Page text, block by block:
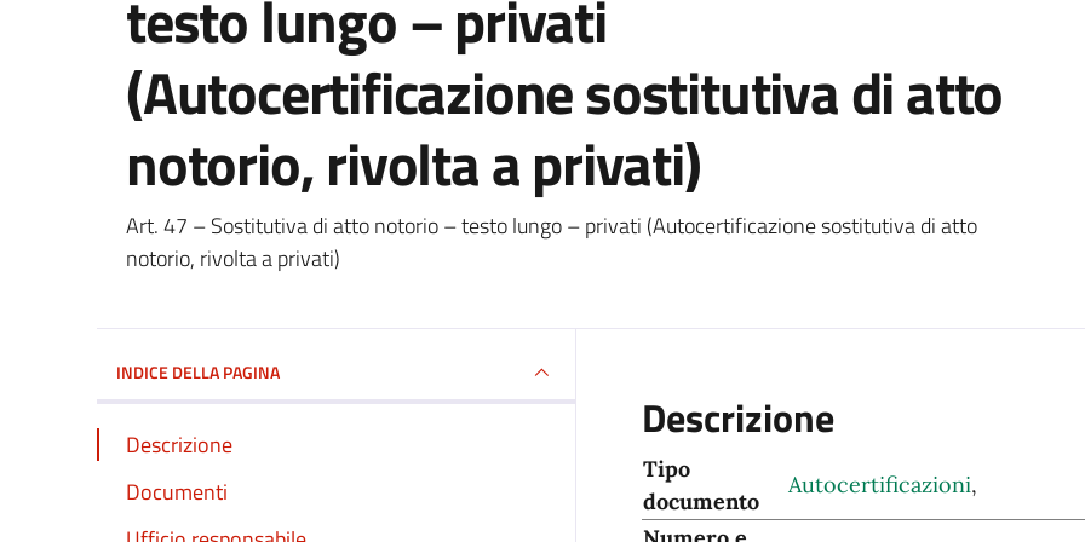
testo lungo – privati
(Autocertificazione sostitutiva di atto
notorio, rivolta a privati)
Dettagli del documento
Art. 47 – Sostitutiva di atto notorio – testo lungo – privati (Autocertificazione sostitutiva di atto
notorio, rivolta a privati)
INDICE DELLA PAGINA
Descrizione
Documenti
Descrizione
Tipo
documento
Autocertificazioni,